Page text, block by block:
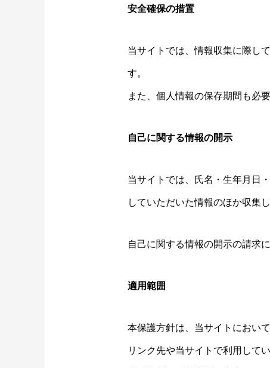
安全確保の措置
当サイトでは、情報収集に際し
す。
また、個人情報の保存期間も必
自己に関する情報の開示
当サイトでは、氏名・生年月日
していただいた情報のほか収集
自己に関する情報の開示の請求
適用範囲
本保護方針は、当サイトにおい
リンク先や当サイトで利用して